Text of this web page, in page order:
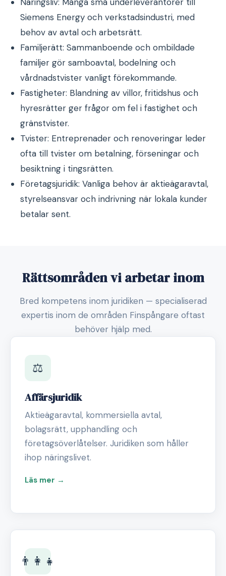
Siemens Energy och verkstadsindustri, med
behov av avtal och arbetsrätt.
Familjerätt: Sammanboende och ombildade
familjer gör samboavtal, bodelning och
vårdnadstvister vanligt förekommande.
Fastigheter: Blandning av villor, fritidshus och
hyresrätter ger frågor om fel i fastighet och
gränstvister.
Tvister: Entreprenader och renoveringar leder
ofta till tvister om betalning, förseningar och
besiktning i tingsrätten.
Företagsjuridik: Vanliga behov är aktieägaravtal,
styrelseansvar och indrivning när lokala kunder
betalar sent.
Rättsområden vi arbetar inom
Bred kompetens inom juridiken — specialiserad
expertis inom de områden Finspångare oftast
behöver hjälp med.
⚖️
Affärsjuridik
Aktieägaravtal, kommersiella avtal,
bolagsrätt, upphandling och
företagsöverlåtelser. Juridiken som håller
ihop näringslivet.
Läs mer →
👨‍👩‍👧